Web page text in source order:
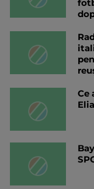
Ce